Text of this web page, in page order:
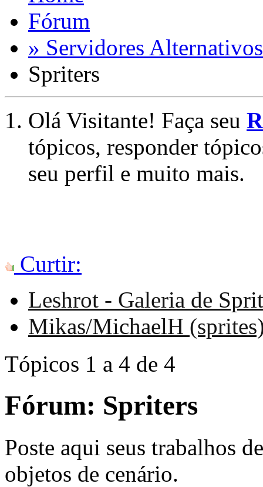
Fórum
» Servidores
Spriters
Olá Visitante! Faça seu
tópicos, responder
seu perfil e muito mais.
Curtir:
Leshrot - Galeria de
Mikas/MichaelH
Tópicos 1 a 4 de 4
Fórum: Spriters
Poste aqui seus trabalhos
objetos de cenário.